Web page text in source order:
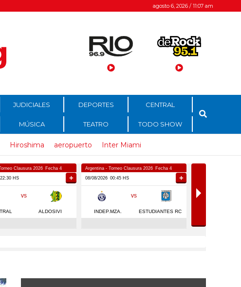
agosto 6, 2026 / 11:07 am
JUDICIALES DEPORTES CENTRAL
MÚSICA TEATRO TODO SHOW
Hiroshima aeropuerto Inter Miami